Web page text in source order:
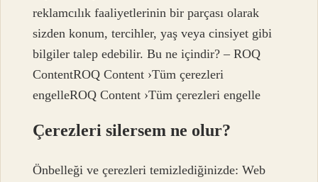
reklamcılık faaliyetlerinin bir parçası olarak
sizden konum, tercihler, yaş veya cinsiyet gibi
bilgiler talep edebilir. Bu ne içindir? – ROQ
ContentROQ Content ›Tüm çerezleri
engelleROQ Content ›Tüm çerezleri engelle
Çerezleri silersem ne olur?
Önbelleği ve çerezleri temizlediğinizde: Web